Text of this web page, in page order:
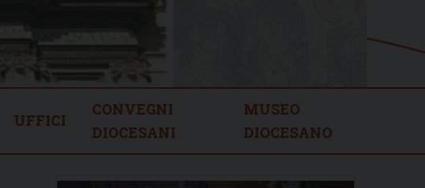
UFFICI
CONVEGNI
DIOCESANI
MUSEO
DIOCESANO